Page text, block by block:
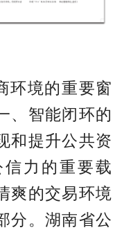
环境的重要窗
、智能闭环的
和提升公共资
力的重要载
爽的交易环境
分。湖南省公